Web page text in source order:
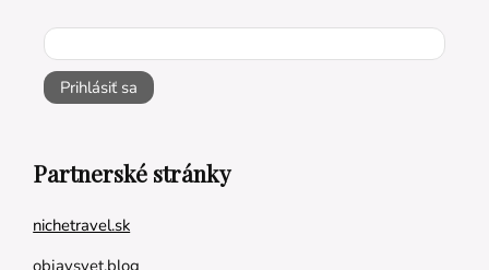
Prihlásiť sa
Partnerské stránky
nichetravel.sk
objavsvet.blog